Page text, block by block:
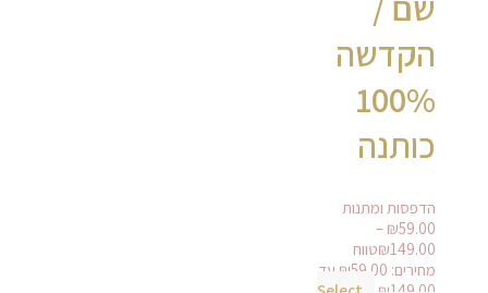
הקדשה
100%
כותנה
הדפסות ומתנות
₪59.00
–
₪149.00
טווח
מחירים: ⁦₪59.00⁩ עד